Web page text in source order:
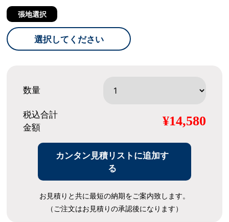
張地選択
選択してください
数量
税込合計
金額
¥14,580
カンタン見積リストに追加す
る
お見積りと共に最短の納期をご案内致します。
（ご注文はお見積りの承認後になります）